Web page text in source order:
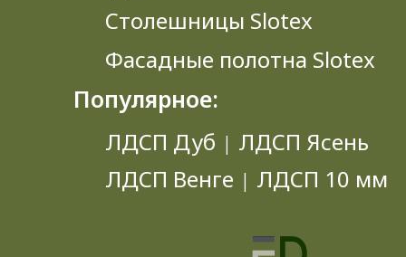
Столешницы Slotex
Фасадные полотна Slotex
Популярное:
ЛДСП Дуб | ЛДСП Ясень
ЛДСП Венге | ЛДСП 10 мм